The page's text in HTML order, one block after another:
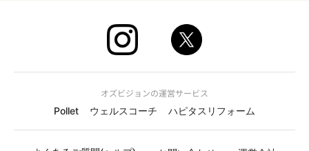
オズビジョンの運営サービス
Pollet
ウェルスコーチ ハピタスリフォーム